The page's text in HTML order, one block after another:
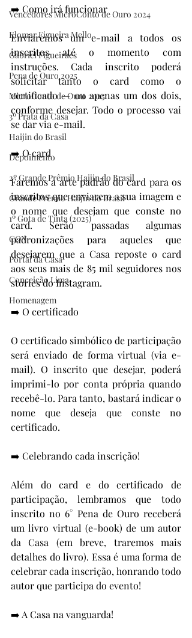
Vencedores MicroConto de Ouro 2024
Elomar Figueira Mello
Gabriel Figueiraes
Pena de Ouro 2025
MicroConto de Ouro 2025
3º Prata da Casa
Haijin do Brasil
Depoimento
2º Grande Prêmio Haijin do Brasil
Grande Prêmio Haijin do Brasil
1º Gota de Tinta (2025)
CON
Portal da Casa
Conceição Lima
Homenagem
➡️ Como irá funcionar
Enviaremos um e-mail a todos os
inscritos até o momento com
instruções. Cada inscrito poderá
solicitar tanto o card como o
certificado — ou apenas um dos dois,
conforme desejar. Todo o processo vai
se dar via e-mail.
➡️ O card
Faremos a arte padrão do card para os
inscritos que enviarem a sua imagem e
o nome que desejam que conste no
card. Serão passadas algumas
padronizações para aqueles que
desejarem que a Casa reposte o card
aos seus mais de 85 mil seguidores nos
stories do Instagram.
➡️ O certificado
O certificado simbólico de participação
será enviado de forma virtual (via e-
mail). O inscrito que desejar, poderá
imprimi-lo por conta própria quando
recebê-lo. Para tanto, bastará indicar o
nome que deseja que conste no
certificado.
➡️ Celebrando cada inscrição!
Além do card e do certificado de
participação, lembramos que todo
inscrito no 6° Pena de Ouro receberá
um livro virtual (e-book) de um autor
da Casa (em breve, traremos mais
detalhes do livro). Essa é uma forma de
celebrar cada inscrição, honrando todo
autor que participa do evento!
➡️ A Casa na vanguarda!